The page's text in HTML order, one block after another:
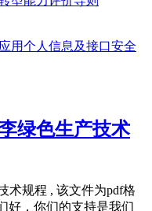
用个人信息及接口安全
绿色生产技术
术规程 , 该文件为pdf格
好，你们的支持是我们